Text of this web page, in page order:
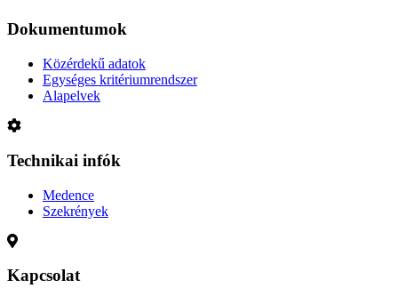
Dokumentumok
Közérdekű adatok
Egységes kritériumrendszer
Alapelvek
Technikai infók
Medence
Szekrények
Kapcsolat